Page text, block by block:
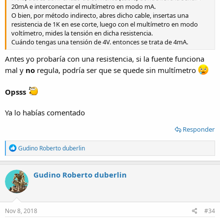
20mA e interconectar el multímetro en modo mA.
O bien, por método indirecto, abres dicho cable, insertas una
resistencia de 1K en ese corte, luego con el multímetro en modo
voltímetro, mides la tensión en dicha resistencia.
Cuándo tengas una tensión de 4V. entonces se trata de 4mA.
Antes yo probaría con una resistencia, si la fuente funciona
mal y no regula, podría ser que se quede sin multímetro
Opsss
Ya lo habías comentado
Responder
R
e
a
c
t
i
o
n
s
Gudino Roberto duberlin
Gudino Roberto duberlin
Nov 8, 2018 #34